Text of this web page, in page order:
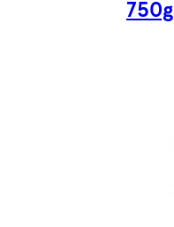
750g